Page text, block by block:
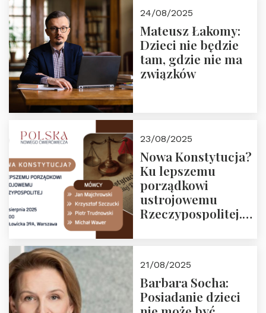
24/08/2025
Mateusz Łakomy:
Dzieci nie będzie
tam, gdzie nie ma
związków
23/08/2025
Nowa Konstytucja?
Ku lepszemu
porządkowi
ustrojowemu
Rzeczypospolitej.
Nowego
Ćwierćwiecza”
21/08/2025
Barbara Socha:
Posiadanie dzieci